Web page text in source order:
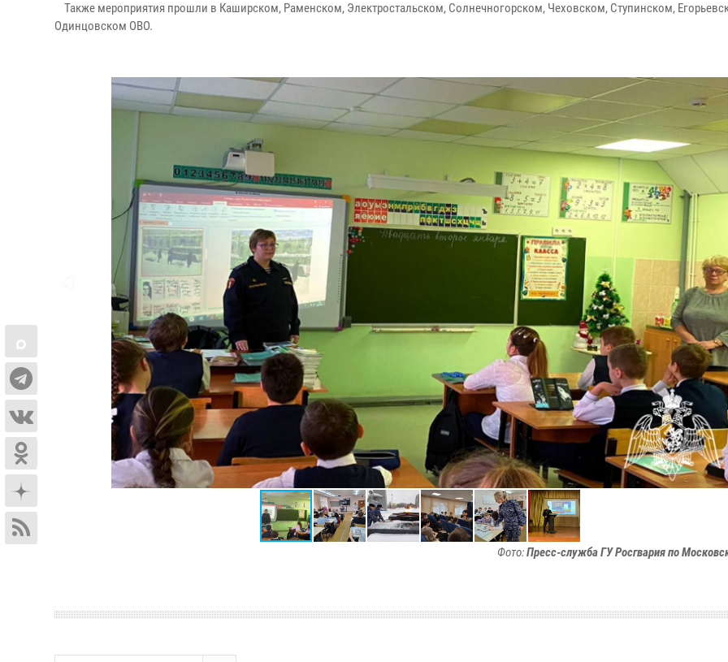
Также мероприятия прошли в Каширском, Раменском, Электростальском, Солнечногорском, Чеховском, Ступинском,
Одинцовском ОВО.
Фото:Пресс-служба ГУ Росгвария по